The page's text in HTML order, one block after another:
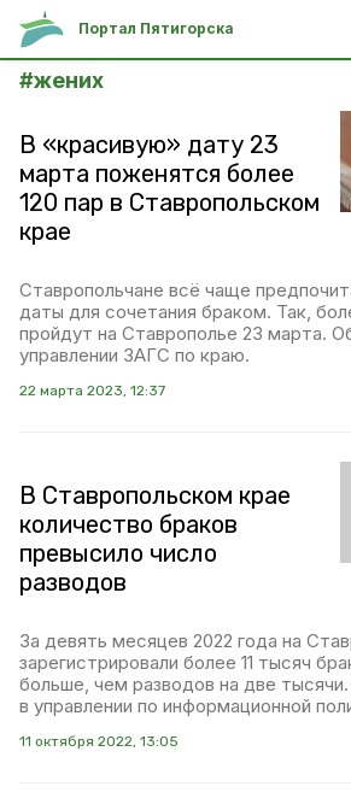
Портал Пятигорска
#жених
В «красивую» дату 23
марта поженятся более
120 пар в Ставропольском
крае
Ставропольчане всё чаще
даты для сочетания браком. Так,
пройдут на Ставрополье 23 марта.
управлении ЗАГС по краю.
22 марта 2023, 12:37
В Ставропольском крае
количество браков
превысило число
разводов
За девять месяцев 2022 года на
зарегистрировали более 11 тысяч
больше, чем разводов на две
в управлении по информационной
11 октября 2022, 13:05